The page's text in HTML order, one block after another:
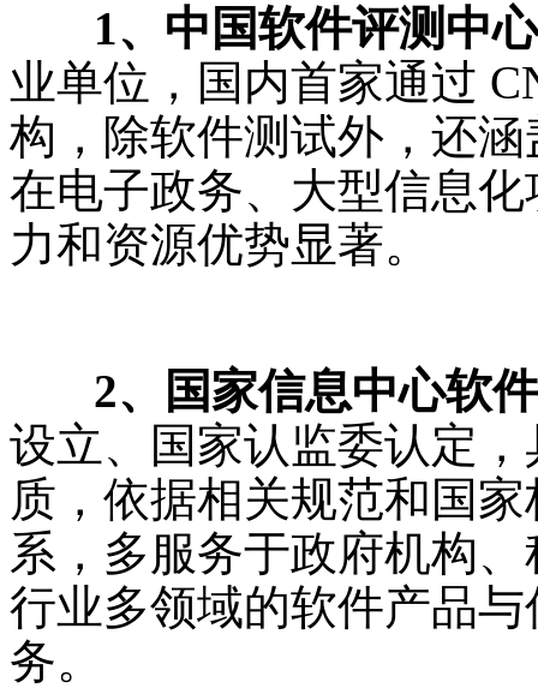
1、中国软件评测中心
业单位，国内首家通过
构，除软件测试外，还
在电子政务、大型信息
力和资源优势显著。
2、国家信息中心软件
设立、国家认监委认定
质，依据相关规范和国
系，多服务于政府机构
行业多领域的软件产品
务。